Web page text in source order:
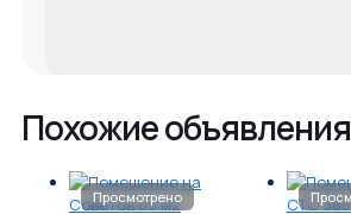
Похожие объявления